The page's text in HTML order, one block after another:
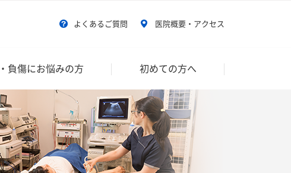
よくあるご質問 医院概要・アクセス
負傷にお悩みの方 初めての方へ